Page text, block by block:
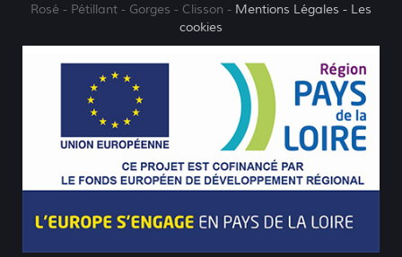
Rosé - Pétillant - Gorges - Clisson - Mentions Légales - Les
cookies